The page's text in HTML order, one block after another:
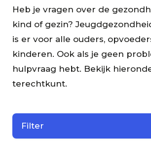
Heb je vragen over de
kind of gezin?
is er voor alle ouders,
kinderen. Ook als je geen
hulpvraag hebt. Bekijk
terechtkunt.
Filter